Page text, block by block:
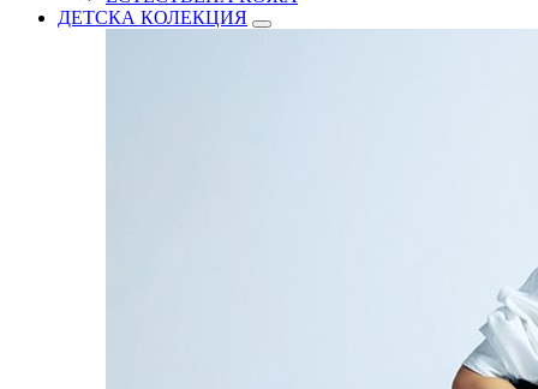
ДЕТСКА КОЛЕКЦИЯ